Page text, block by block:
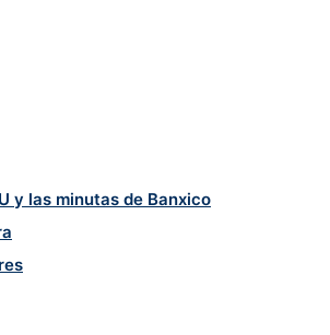
y las minutas de Banxico